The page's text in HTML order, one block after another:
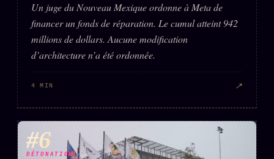
Un juge du Nouveau Mexique ordonne à Meta de
financer un fonds de réparation. Le cumul atteint 942
millions de dollars. Aucune modification
d’architecture n’a été ordonnée.
4 MIN ↗
#6
DÉTONATION